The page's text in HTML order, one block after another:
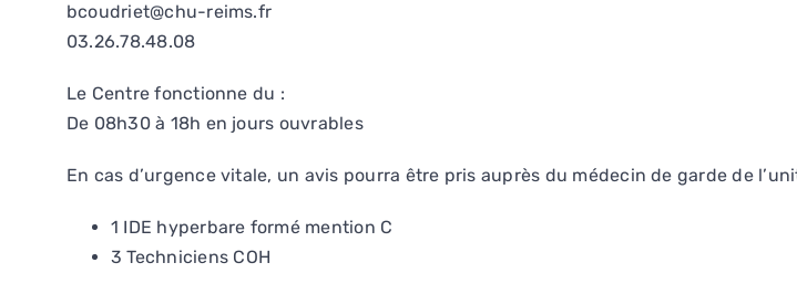
bcoudriet@chu-reims.fr
03.26.78.48.08
Le Centre fonctionne du :
De 08h30 à 18h en jours ouvrables
En cas d’urgence vitale, un avis pourra être pris auprès du médecin de garde de
1 IDE hyperbare formé mention C
3 Techniciens COH